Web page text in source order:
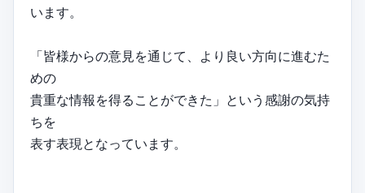
います。
「皆様からの意見を通じて、より良い方向に進むた
めの
貴重な情報を得ることができた」という感謝の気持
ちを
表す表現となっています。